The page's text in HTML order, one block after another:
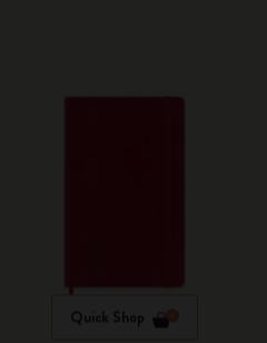
Quick Shop